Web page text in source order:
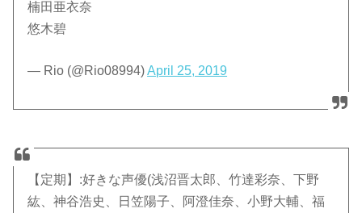
楠田亜衣奈
悠木碧
— Rio (@Rio08994)April 25, 2019
【定期】:好きな声優(浅沼晋太郎、竹達彩奈、下野
紘、神谷浩史、日笠陽子、阿澄佳奈、小野大輔、福